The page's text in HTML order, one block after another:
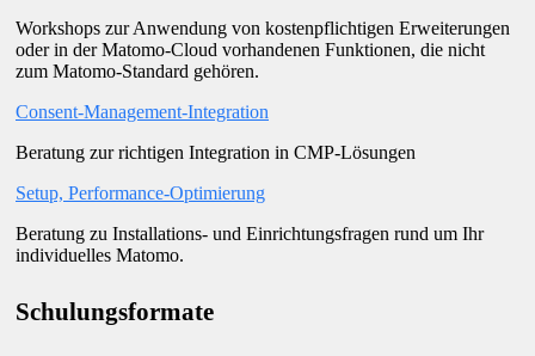
Workshops zur Anwendung von kostenpflichtigen Erweiterungen
oder in der Matomo-Cloud vorhandenen Funktionen, die nicht
zum Matomo-Standard gehören.
Consent-Management-Integration
Beratung zur richtigen Integration in CMP-Lösungen
Setup, Performance-Optimierung
Beratung zu Installations- und Einrichtungsfragen rund um Ihr
individuelles Matomo.
Schulungsformate